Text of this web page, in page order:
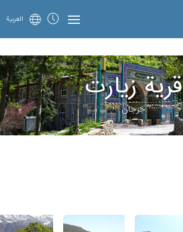
العربية
قرية زيارت
جرجان